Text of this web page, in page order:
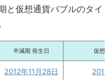
と仮想通貨バブルのタイ
半減期 発生日 仮想
2012年11月28日 2013